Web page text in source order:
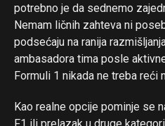
potrebno je da sednemo
Nemam ličnih zahteva ni
podsećaju na ranija
ambasadora tima posle
Formuli 1 nikada ne treba reći
Kao realne opcije pominje se
F1 ili prelazak u druge